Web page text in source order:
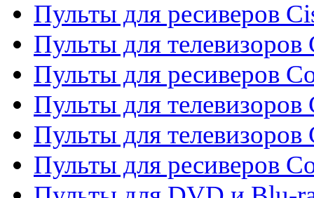
Пульты для ресиверов
Пульты для телевизоров
Пульты для ресиверов
Пульты для телевизоров
Пульты для телевизоров
Пульты для ресиверов